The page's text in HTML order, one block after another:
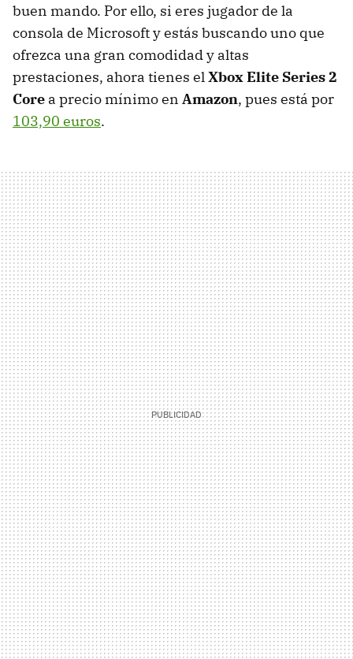
buen mando. Por ello, si eres jugador de la
consola de Microsoft y estás buscando uno que
ofrezca una gran comodidad y altas
prestaciones, ahora tienes elXbox Elite Series 2
Core a precio mínimo en Amazon, pues está por
103,90 euros.